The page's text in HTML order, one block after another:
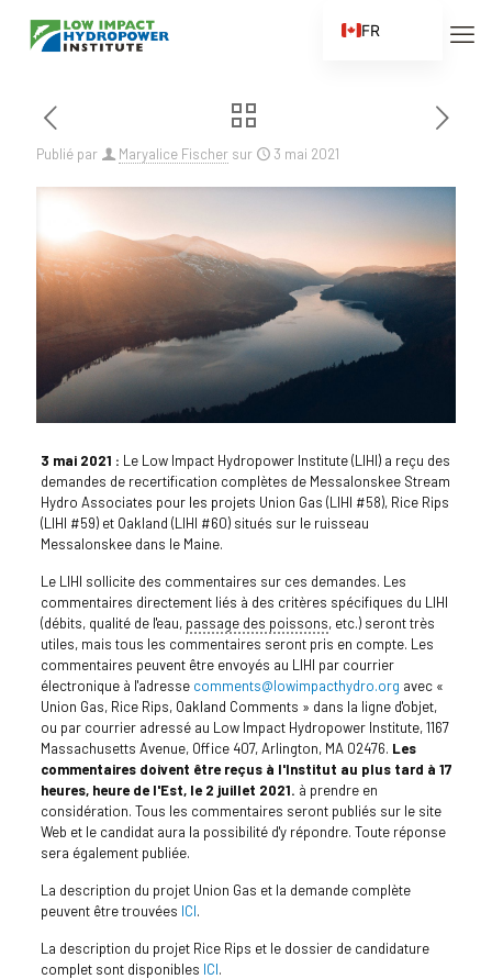
Publié par Maryalice Fischer sur 3 mai 2021
3 mai 2021 : Le Low Impact Hydropower Institute (LIHI) a reçu des
demandes de recertification complètes de Messalonskee Stream
Hydro Associates pour les projets Union Gas (LIHI #58), Rice Rips
(LIHI #59) et Oakland (LIHI #60) situés sur le ruisseau
Messalonskee dans le Maine.
Le LIHI sollicite des commentaires sur ces demandes. Les
commentaires directement liés à des critères spécifiques du LIHI
(débits, qualité de l'eau, passage des poissons, etc.) seront très
utiles, mais tous les commentaires seront pris en compte. Les
commentaires peuvent être envoyés au LIHI par courrier
électronique à l'adresse comments@lowimpacthydro.org avec «
Union Gas, Rice Rips, Oakland Comments » dans la ligne d'objet,
ou par courrier adressé au Low Impact Hydropower Institute, 1167
Massachusetts Avenue, Office 407, Arlington, MA 02476. Les
commentaires doivent être reçus à l'Institut au plus tard à 17
heures, heure de l'Est, le 2 juillet 2021. à prendre en
considération. Tous les commentaires seront publiés sur le site
Web et le candidat aura la possibilité d'y répondre. Toute réponse
sera également publiée.
La description du projet Union Gas et la demande complète
peuvent être trouvées ICI.
La description du projet Rice Rips et le dossier de candidature
complet sont disponibles ICI.
FR